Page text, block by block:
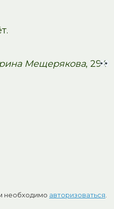
Мещерякова, 294
необходимо авторизоваться